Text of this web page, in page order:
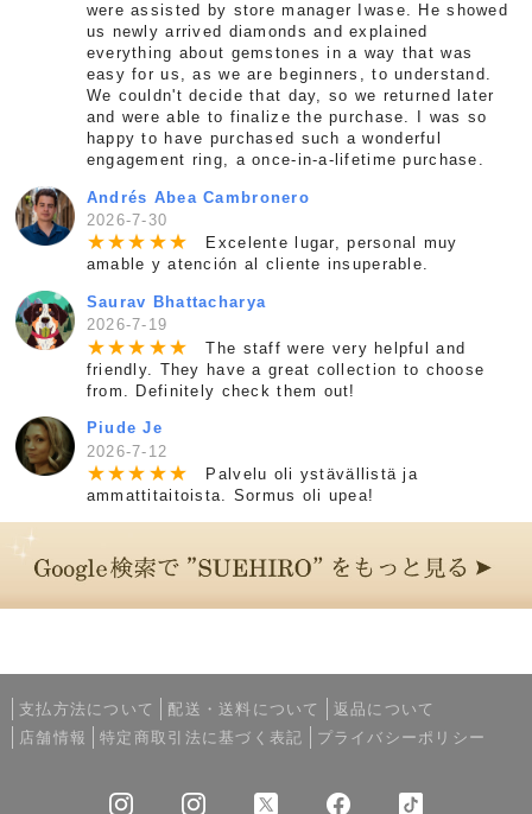
were assisted by store manager Iwase. He showed
us newly arrived diamonds and explained
everything about gemstones in a way that was
easy for us, as we are beginners, to understand.
We couldn't decide that day, so we returned later
and were able to finalize the purchase. I was so
happy to have purchased such a wonderful
engagement ring, a once-in-a-lifetime purchase.
Andrés Abea Cambronero
2026-7-30
★★★ ★★
Excelente lugar, personal muy
amable y atención al cliente insuperable.
Saurav Bhattacharya
2026-7-19
★★★ ★★
The staff were very helpful and
friendly. They have a great collection to choose
from. Definitely check them out!
Piude Je
2026-7-12
★★★ ★★
Palvelu oli ystävällistä ja
ammattitaitoista. Sormus oli upea!
支払方法について 配送・送料について
返品について
店舗情報
特定商取引法に基づく表記 プライバシーポリシー